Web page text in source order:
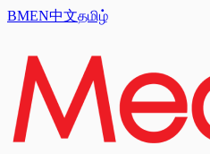
BMEN中文தமிழ்